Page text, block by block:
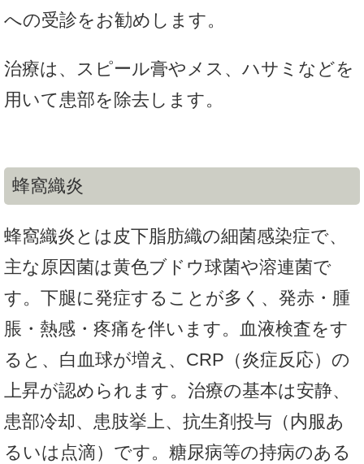
への受診をお勧めします。
治療は、スピール膏やメス、ハサミなどを
用いて患部を除去します。
蜂窩織炎
蜂窩織炎とは皮下脂肪織の細菌感染症で、
主な原因菌は黄色ブドウ球菌や溶連菌で
す。下腿に発症することが多く、発赤・腫
脹・熱感・疼痛を伴います。血液検査をす
ると、白血球が増え、CRP（炎症反応）の
上昇が認められます。治療の基本は安静、
患部冷却、患肢挙上、抗生剤投与（内服あ
るいは点滴）です。糖尿病等の持病のある